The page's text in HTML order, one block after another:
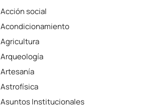
Acción social
Acondicionamiento
Agricultura
Arqueología
Artesanía
Astrofísica
Asuntos Institucionales